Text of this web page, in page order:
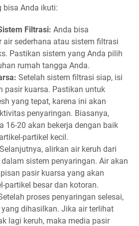
bisa Anda ikuti:
Filtrasi: Anda bisa
air sederhana atau sistem filtrasi
Pastikan sistem yang Anda pilih
rumah tangga Anda.
Setelah sistem filtrasi siap, isi
pasir kuarsa. Pastikan untuk
yang tepat, karena ini akan
penyaringan. Biasanya,
16-20 akan bekerja dengan baik
partikel kecil.
Selanjutnya, alirkan air keruh dari
sistem penyaringan. Air akan
pasir kuarsa yang akan
partikel besar dan kotoran.
proses penyaringan selesai,
dihasilkan. Jika air terlihat
lagi keruh, maka media pasir